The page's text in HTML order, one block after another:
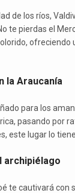
de los ríos,
te pierdas el
la Araucanía
para los
pasando por
este lugar lo
archipiélago
te cautivará